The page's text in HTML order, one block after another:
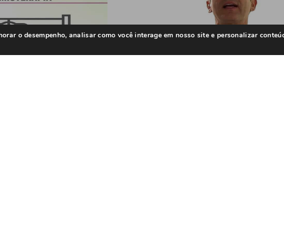
Próximo artigo
Câncer de
o desempenho, analisar como você interage em nosso site e personalizar